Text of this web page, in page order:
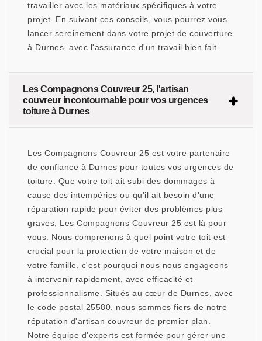
travailler avec les matériaux spécifiques à votre
projet. En suivant ces conseils, vous pourrez vous
lancer sereinement dans votre projet de couverture
à Durnes, avec l'assurance d'un travail bien fait.
Les Compagnons Couvreur 25, l'artisan
couvreur incontournable pour vos urgences
toiture à Durnes
Les Compagnons Couvreur 25 est votre partenaire
de confiance à Durnes pour toutes vos urgences de
toiture. Que votre toit ait subi des dommages à
cause des intempéries ou qu'il ait besoin d'une
réparation rapide pour éviter des problèmes plus
graves, Les Compagnons Couvreur 25 est là pour
vous. Nous comprenons à quel point votre toit est
crucial pour la protection de votre maison et de
votre famille, c'est pourquoi nous nous engageons
à intervenir rapidement, avec efficacité et
professionnalisme. Situés au cœur de Durnes, avec
le code postal 25580, nous sommes fiers de notre
réputation d'artisan couvreur de premier plan.
Notre équipe d'experts est formée pour gérer une